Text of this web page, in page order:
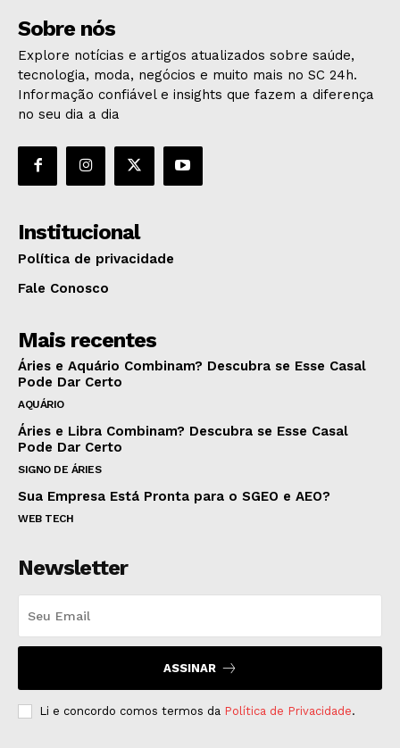
Sobre nós
Explore notícias e artigos atualizados sobre saúde,
tecnologia, moda, negócios e muito mais no SC 24h.
Informação confiável e insights que fazem a diferença
no seu dia a dia
Institucional
Política de privacidade
Fale Conosco
Mais recentes
Áries e Aquário Combinam? Descubra se Esse Casal
Pode Dar Certo
AQUÁRIO
Áries e Libra Combinam? Descubra se Esse Casal
Pode Dar Certo
SIGNO DE ÁRIES
Sua Empresa Está Pronta para o SGEO e AEO?
WEB TECH
Newsletter
ASSINAR
Li e concordo comos termos da Política de Privacidade.